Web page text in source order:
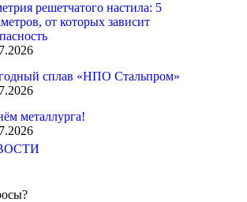
решетчатого настила: 5
от которых зависит
сплав «НПО Стальпром»
металлурга!